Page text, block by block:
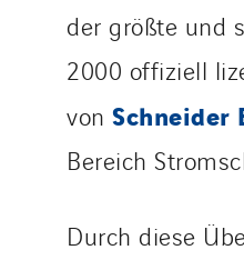
der größte und
2000 offiziell
von Schneider
Bereich
Durch diese
Italy
Morocco
Netherlands
Norway
Portugal